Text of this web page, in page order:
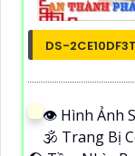
DS-
👁 Hình Ảnh
🕉️ Trang Bị